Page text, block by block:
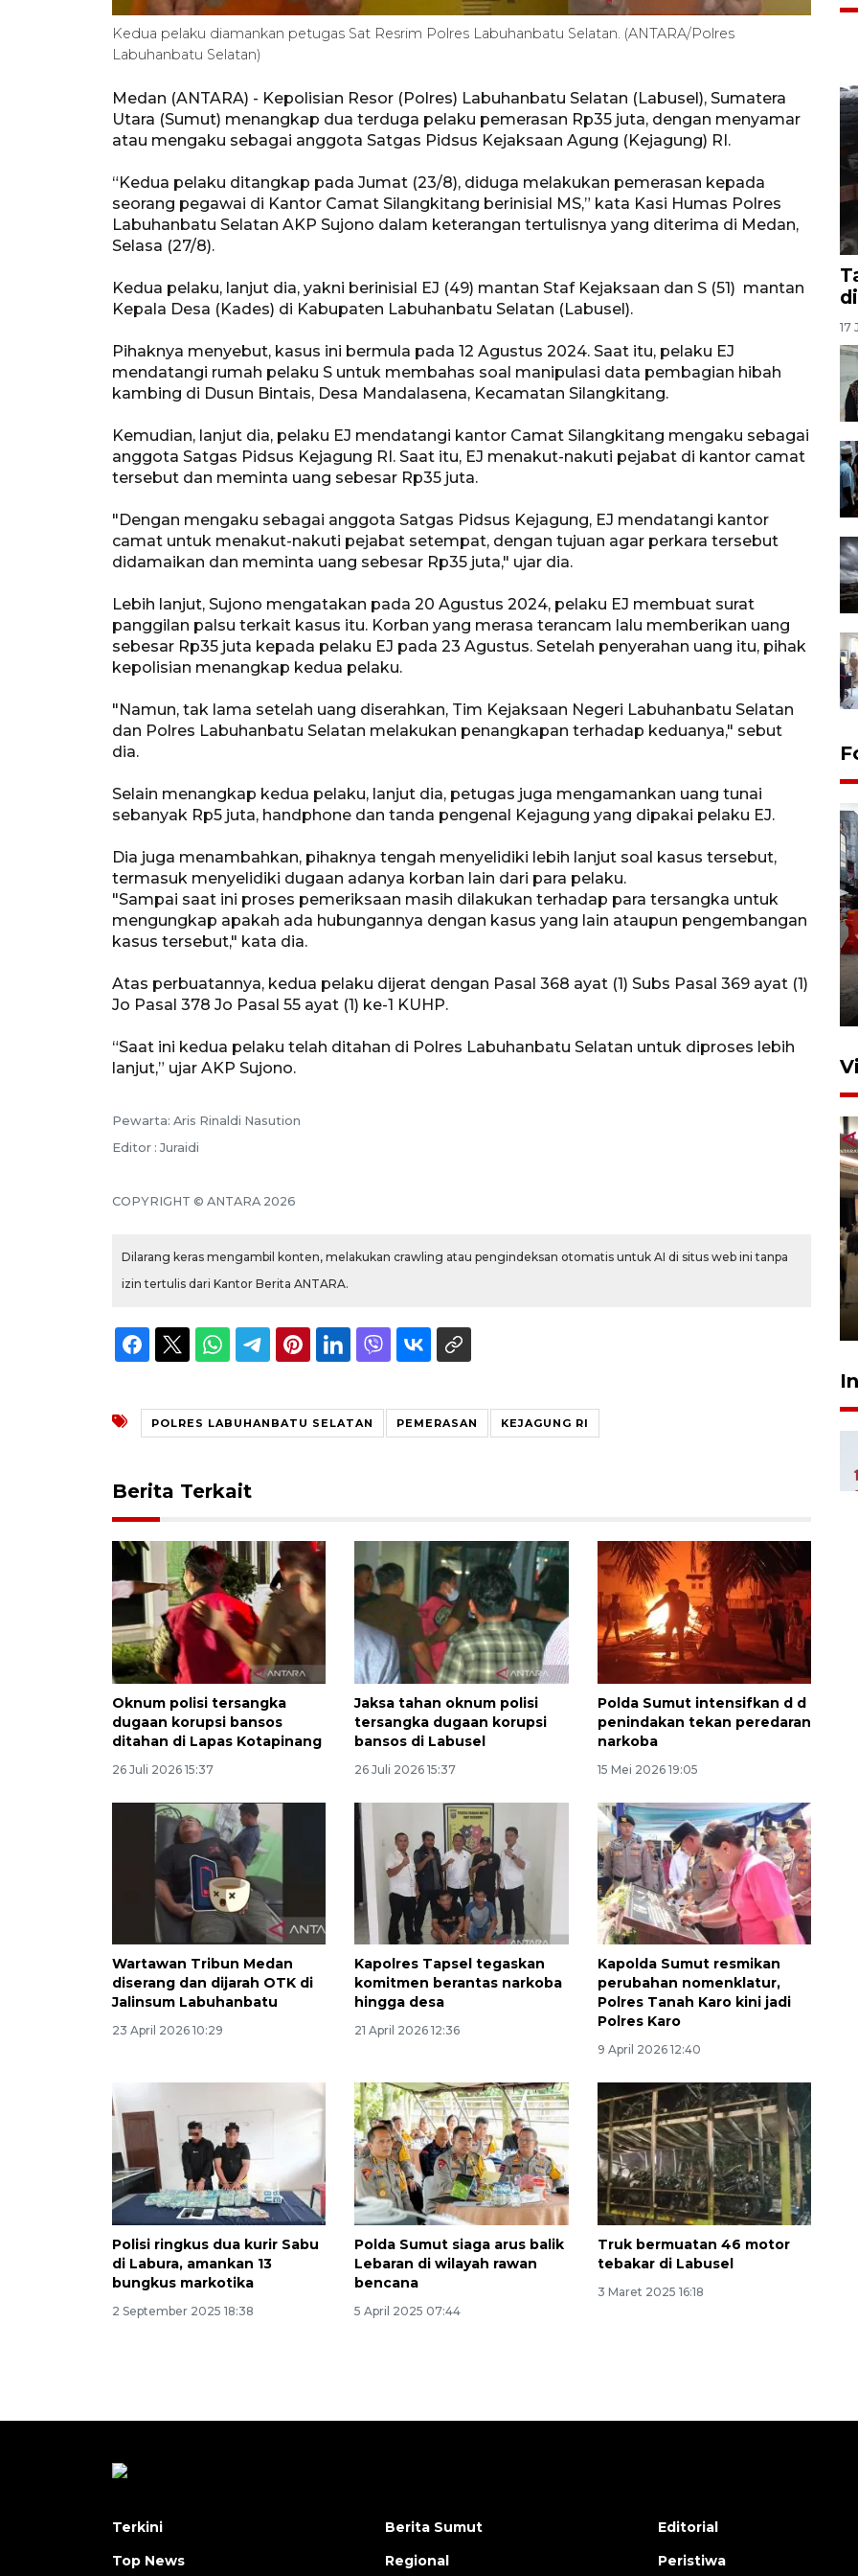
Kedua pelaku diamankan petugas Sat Resrim Polres Labuhanbatu Selatan. (ANTARA/Polres
Labuhanbatu Selatan)
Medan (ANTARA) - Kepolisian Resor (Polres) Labuhanbatu Selatan (Labusel), Sumatera
Utara (Sumut) menangkap dua terduga pelaku pemerasan Rp35 juta, dengan menyamar
atau mengaku sebagai anggota Satgas Pidsus Kejaksaan Agung (Kejagung) RI.
“Kedua pelaku ditangkap pada Jumat (23/8), diduga melakukan pemerasan kepada
seorang pegawai di Kantor Camat Silangkitang berinisial MS,” kata Kasi Humas Polres
Labuhanbatu Selatan AKP Sujono dalam keterangan tertulisnya yang diterima di Medan,
Selasa (27/8).
Kedua pelaku, lanjut dia, yakni berinisial EJ (49) mantan Staf Kejaksaan dan S (51) mantan
Kepala Desa (Kades) di Kabupaten Labuhanbatu Selatan (Labusel).
Pihaknya menyebut, kasus ini bermula pada 12 Agustus 2024. Saat itu, pelaku EJ
mendatangi rumah pelaku S untuk membahas soal manipulasi data pembagian hibah
kambing di Dusun Bintais, Desa Mandalasena, Kecamatan Silangkitang.
Kemudian, lanjut dia, pelaku EJ mendatangi kantor Camat Silangkitang mengaku sebagai
anggota Satgas Pidsus Kejagung RI. Saat itu, EJ menakut-nakuti pejabat di kantor camat
tersebut dan meminta uang sebesar Rp35 juta.
"Dengan mengaku sebagai anggota Satgas Pidsus Kejagung, EJ mendatangi kantor
camat untuk menakut-nakuti pejabat setempat, dengan tujuan agar perkara tersebut
didamaikan dan meminta uang sebesar Rp35 juta," ujar dia.
Lebih lanjut, Sujono mengatakan pada 20 Agustus 2024, pelaku EJ membuat surat
panggilan palsu terkait kasus itu. Korban yang merasa terancam lalu memberikan uang
sebesar Rp35 juta kepada pelaku EJ pada 23 Agustus. Setelah penyerahan uang itu, pihak
kepolisian menangkap kedua pelaku.
"Namun, tak lama setelah uang diserahkan, Tim Kejaksaan Negeri Labuhanbatu Selatan
dan Polres Labuhanbatu Selatan melakukan penangkapan terhadap keduanya," sebut
dia.
Selain menangkap kedua pelaku, lanjut dia, petugas juga mengamankan uang tunai
sebanyak Rp5 juta, handphone dan tanda pengenal Kejagung yang dipakai pelaku EJ.
Dia juga menambahkan, pihaknya tengah menyelidiki lebih lanjut soal kasus tersebut,
termasuk menyelidiki dugaan adanya korban lain dari para pelaku.
"Sampai saat ini proses pemeriksaan masih dilakukan terhadap para tersangka untuk
mengungkap apakah ada hubungannya dengan kasus yang lain ataupun pengembangan
kasus tersebut," kata dia.
Atas perbuatannya, kedua pelaku dijerat dengan Pasal 368 ayat (1) Subs Pasal 369 ayat (1)
Jo Pasal 378 Jo Pasal 55 ayat (1) ke-1 KUHP.
“Saat ini kedua pelaku telah ditahan di Polres Labuhanbatu Selatan untuk diproses lebih
lanjut,” ujar AKP Sujono.
Pewarta: Aris Rinaldi Nasution
Editor : Juraidi
COPYRIGHT © ANTARA 2026
Dilarang keras mengambil konten, melakukan crawling atau pengindeksan otomatis untuk AI di situs web ini tanpa
izin tertulis dari Kantor Berita ANTARA.
POLRES LABUHANBATU SELATAN PEMERASAN KEJAGUNG RI
Berita Terkait
Oknum polisi tersangka
dugaan korupsi bansos
ditahan di Lapas Kotapinang
26 Juli 2026 15:37
Jaksa tahan oknum polisi
tersangka dugaan korupsi
bansos di Labusel
26 Juli 2026 15:37
Polda Sumut intensifkan d d
penindakan tekan peredaran
narkoba
15 Mei 2026 19:05
Wartawan Tribun Medan
diserang dan dijarah OTK di
Jalinsum Labuhanbatu
23 April 2026 10:29
Kapolres Tapsel tegaskan
komitmen berantas narkoba
hingga desa
21 April 2026 12:36
Kapolda Sumut resmikan
perubahan nomenklatur,
Polres Tanah Karo kini jadi
Polres Karo
9 April 2026 12:40
Polisi ringkus dua kurir Sabu
di Labura, amankan 13
bungkus markotika
2 September 2025 18:38
Polda Sumut siaga arus balik
Lebaran di wilayah rawan
bencana
5 April 2025 07:44
Truk bermuatan 46 motor
tebakar di Labusel
3 Maret 2025 16:18
17
Sumut
Kodam I Bukit Barisan
luncurkan program Kodam
Ekonomi triwulan II-2026
tumbuh 5,29 persen
2026-08-06 18:45:00
Terkini
Top News
Berita Sumut
Regional
Editorial
Peristiwa